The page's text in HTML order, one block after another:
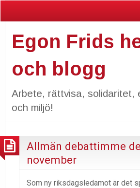
Egon Frids
och blogg
Arbete, rättvisa, solidaritet,
och miljö!
Allmän debattimme
november
Som ny riksdagsledamot är det